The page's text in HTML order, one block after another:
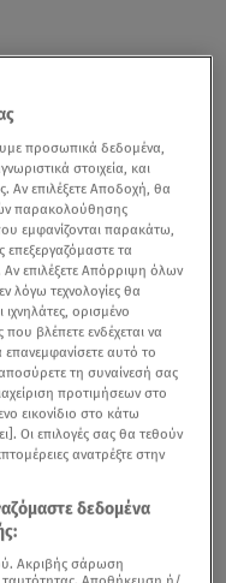
προσωπικά δεδομένα,
στοιχεία, και
επιλέξετε Αποδοχή, θα
παρακολούθησης
εμφανίζονται παρακάτω,
επεξεργαζόμαστε τα
επιλέξετε Απόρριψη όλων
λόγω τεχνολογίες θα
ορισμένο
που βλέπετε ενδέχεται να
επανεμφανίσετε αυτό το
τη συναίνεσή σας
προτιμήσεων στο
εικονίδιο στο κάτω
Οι επιλογές σας θα τεθούν
ανατρέξτε στην
δεδομένα
Ακριβής σάρωση